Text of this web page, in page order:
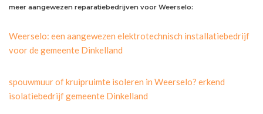
meer aangewezen reparatiebedrijven voor Weerselo:
Weerselo: een aangewezen elektrotechnisch installatiebedrijf
voor de gemeente Dinkelland
spouwmuur of kruipruimte isoleren in Weerselo? erkend
isolatiebedrijf gemeente Dinkelland